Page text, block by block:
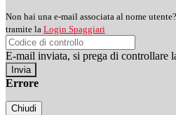
Non hai una e-mail associata al nome
tramite la Login Spaggiari
E-mail inviata, si prega di controllare
Errore
Chiudi